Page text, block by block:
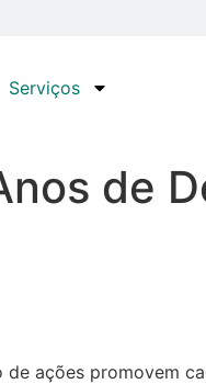
Serviços
de
ações promovem